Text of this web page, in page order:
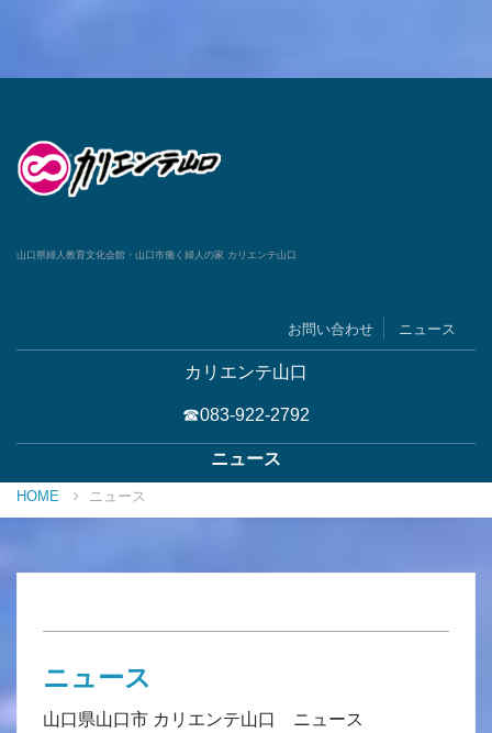
山口県婦人教育文化会館・山口市働く婦人の家 カリエンテ山口
お問い合わせ ニュース
カリエンテ山口
☎083-922-2792
ニュース
HOME ニュース
ニュース
山口県山口市 カリエンテ山口 ニュース